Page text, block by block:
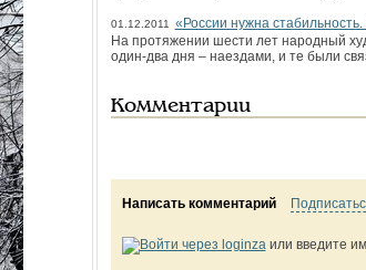
01.12.2011
«России нужна
На протяжении шести лет народный
один-два дня – наездами, и те были
Комментарии
Написать комментарий
или введите